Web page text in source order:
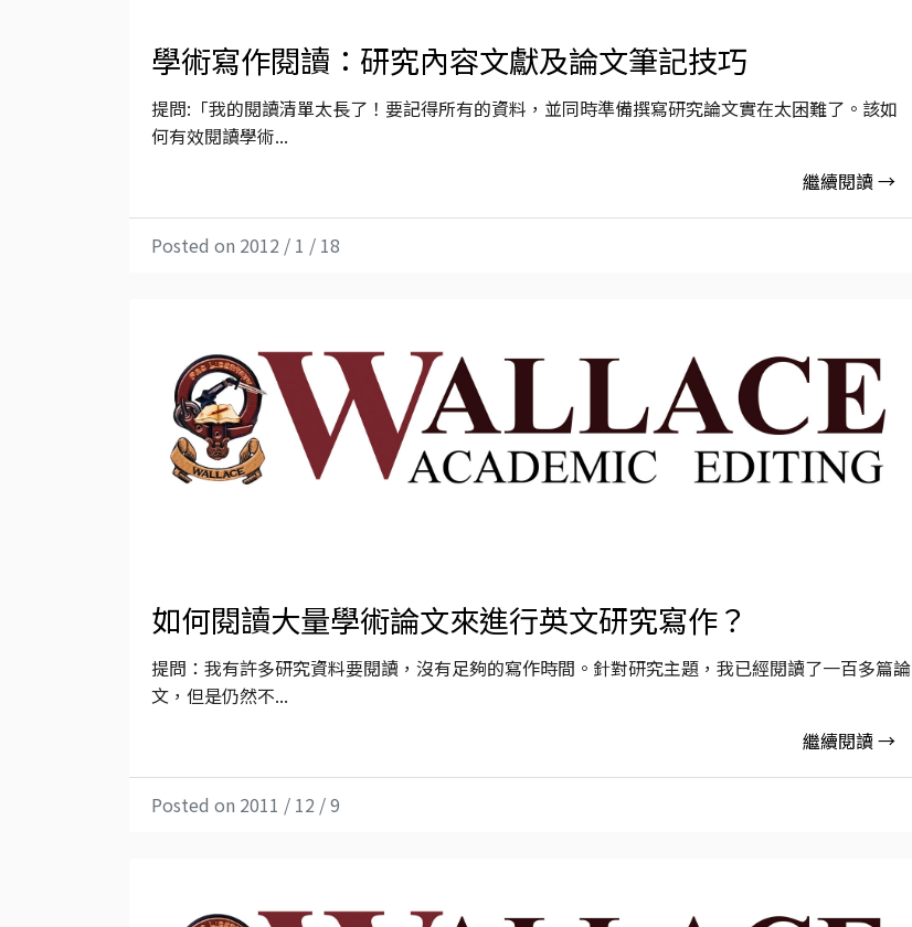
學術寫作閱讀：研究內容文獻及論文筆記技巧
提問:「我的閱讀清單太長了！要記得所有的資料，並同時準備撰寫研究論文實在太困難了。該如
何有效閱讀學術...
繼續閱讀 →
Posted on 2012 / 1 / 18
如何閱讀大量學術論文來進行英文研究寫作？
提問：我有許多研究資料要閱讀，沒有足夠的寫作時間。針對研究主題，我已經閱讀了一百多篇論
文，但是仍然不...
繼續閱讀 →
Posted on 2011 / 12 / 9